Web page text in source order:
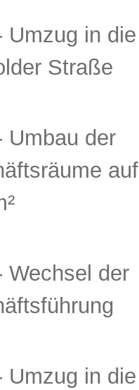
Umzug in die
Straße
Umbau der
auf
Wechsel der
Umzug in die